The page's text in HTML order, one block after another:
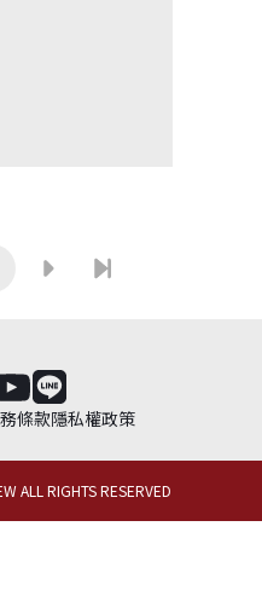
條款隱私權政策
ALL RIGHTS RESERVED